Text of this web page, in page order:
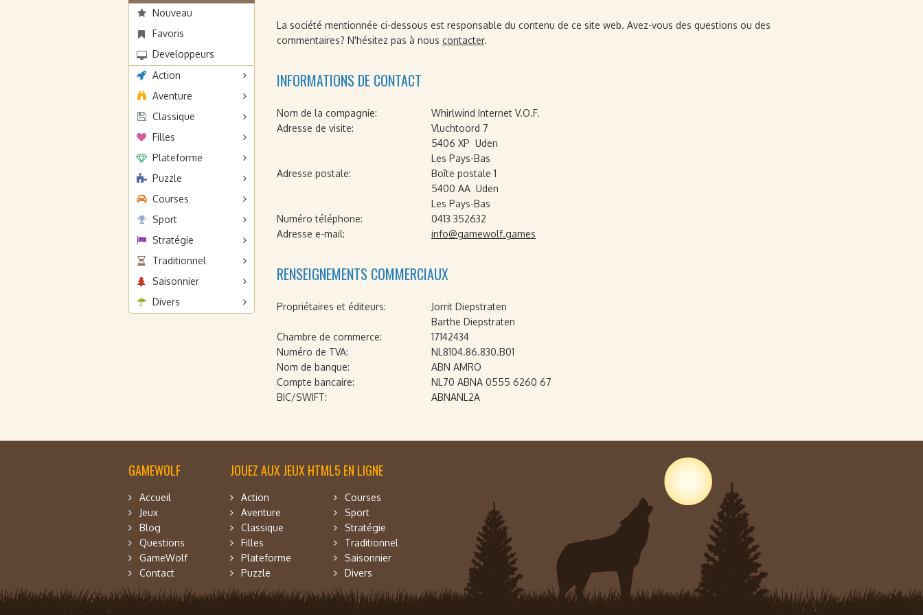
Nouveau
Favoris
Developpeurs
Action
Aventure
Classique
Filles
Plateforme
Puzzle
Courses
Sport
Stratégie
Traditionnel
Saisonnier
Divers
La société mentionnée ci-dessous est responsable du contenu de ce site web. Avez-vous des questions ou des
commentaires? N'hésitez pas à nous contacter.
INFORMATIONS DE CONTACT
Nom de la compagnie:
Whirlwind Internet V.O.F.
Adresse de visite:
Vluchtoord 7
5406 XP Uden
Les Pays-Bas
Adresse postale:
Boîte postale 1
5400 AA Uden
Les Pays-Bas
Numéro téléphone:
0413 352632
Adresse e-mail:
info@gamewolf.games
RENSEIGNEMENTS COMMERCIAUX
Propriétaires et éditeurs:
Jorrit Diepstraten
Barthe Diepstraten
Chambre de commerce:
17142434
Numéro de TVA:
NL8104.86.830.B01
Nom de banque:
ABN AMRO
Compte bancaire:
NL70 ABNA 0555 6260 67
BIC/SWIFT:
ABNANL2A
GAMEWOLF
Accueil
Jeux
Blog
Questions
GameWolf
Contact
JOUEZ AUX JEUX HTML5 EN LIGNE
Action
Aventure
Classique
Filles
Plateforme
Puzzle
Courses
Sport
Stratégie
Traditionnel
Saisonnier
Divers